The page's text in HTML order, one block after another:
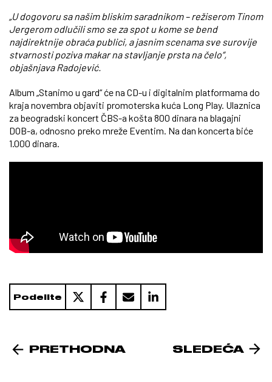
„U dogovoru sa našim bliskim saradnikom – režiserom Tinom
Jergerom odlučili smo se za spot u kome se bend
najdirektnije obraća publici, a jasnim scenama sve surovije
stvarnosti poziva makar na stavljanje prsta na čelo“,
objašnjava Radojević.
Album „Stanimo u gard“ će na CD-u i digitalnim platformama do
kraja novembra objaviti promoterska kuća Long Play. Ulaznica
za beogradski koncert ČBS-a košta 800 dinara na blagajni
DOB-a, odnosno preko mreže Eventim. Na dan koncerta biće
1.000 dinara.
Podelite
PRETHODNA SLEDEĆA